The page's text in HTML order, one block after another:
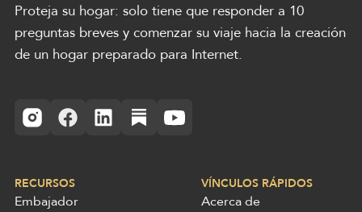
Proteja su hogar: solo tiene que responder a 10
preguntas breves y comenzar su viaje hacia la creación
de un hogar preparado para Internet.
RECURSOS
Embajador
VÍNCULOS RÁPIDOS
Acerca de